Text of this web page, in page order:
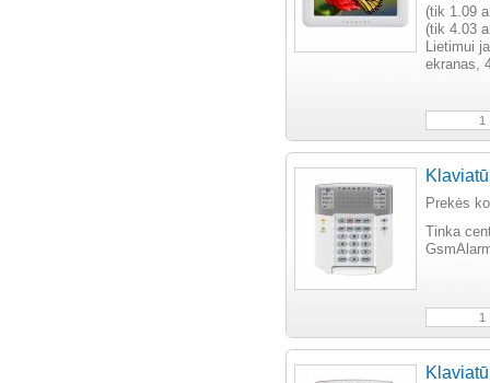
(tik 1.09
(tik 4.03
Lietimui
ekranas,
Prekės
Tinka